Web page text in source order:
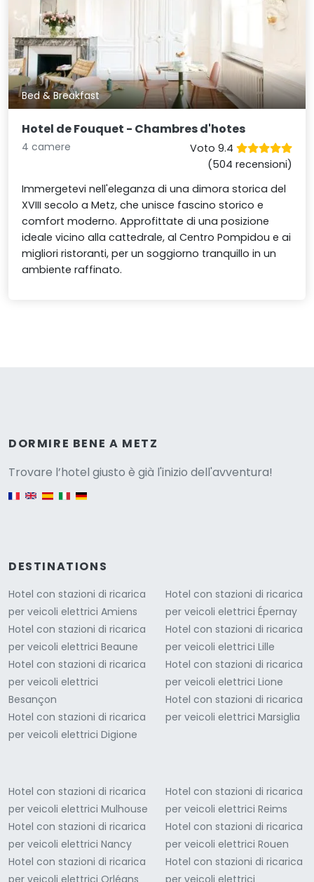
Bed & Breakfast
Hotel de Fouquet - Chambres d'hotes
4 camere
Voto 9.4
(504 recensioni)
Immergetevi nell'eleganza di una dimora storica del
XVIII secolo a Metz, che unisce fascino storico e
comfort moderno. Approfittate di una posizione
ideale vicino alla cattedrale, al Centro Pompidou e ai
migliori ristoranti, per un soggiorno tranquillo in un
ambiente raffinato.
DORMIRE BENE A METZ
Trovare l’hotel giusto è già l'inizio dell'avventura!
DESTINATIONS
Hotel con stazioni di ricarica
per veicoli elettrici Amiens
Hotel con stazioni di ricarica
per veicoli elettrici Beaune
Hotel con stazioni di ricarica
per veicoli elettrici
Besançon
Hotel con stazioni di ricarica
per veicoli elettrici Digione
Hotel con stazioni di ricarica
per veicoli elettrici Épernay
Hotel con stazioni di ricarica
per veicoli elettrici Lille
Hotel con stazioni di ricarica
per veicoli elettrici Lione
Hotel con stazioni di ricarica
per veicoli elettrici Marsiglia
Hotel con stazioni di ricarica
per veicoli elettrici Mulhouse
Hotel con stazioni di ricarica
per veicoli elettrici Nancy
Hotel con stazioni di ricarica
per veicoli elettrici Orléans
Hotel con stazioni di ricarica
per veicoli elettrici Reims
Hotel con stazioni di ricarica
per veicoli elettrici Rouen
Hotel con stazioni di ricarica
per veicoli elettrici